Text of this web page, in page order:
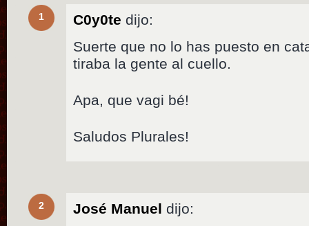
1 C0y0te dijo:
Suerte que no lo has puesto en
tiraba la gente al cuello.
Apa, que vagi bé!
Saludos Plurales!
2 José Manuel dijo: